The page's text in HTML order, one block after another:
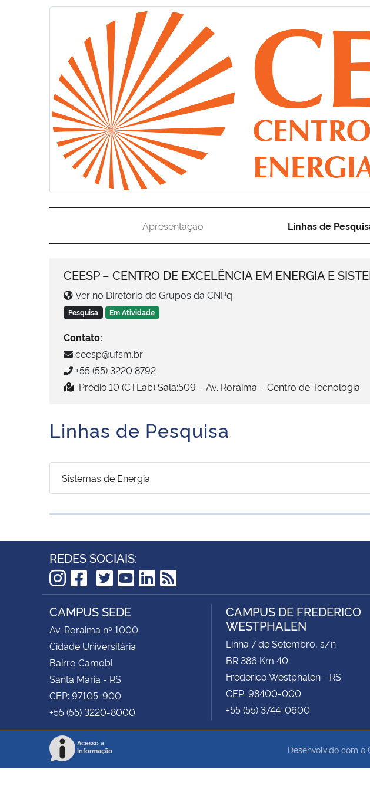
Apresentação Linhas de
CEESP – CENTRO DE EXCELÊNCIA EM ENERGIA E
Ver no Diretório de Grupos da CNPq
Pesquisa Em Atividade
Contato:
ceesp@ufsm.br
+55 (55) 3220 8792
Prédio:10 (CTLab) Sala:509 – Av. Roraima – Centro de Tecnologia
Linhas de Pesquisa
Sistemas de Energia
REDES SOCIAIS:
Instagram
Facebook
TikTok
Twitter
YouTube
LinkedIn
RSS
CAMPUS SEDE
Av. Roraima nº 1000
Cidade Universitária
Bairro Camobi
Santa Maria - RS
CEP: 97105-900
+55 (55) 3220-8000
CAMPUS DE FREDERICO
WESTPHALEN
Linha 7 de Setembro, s/n
BR 386 Km 40
Frederico Westphalen - RS
CEP: 98400-000
+55 (55) 3744-0600
Acesso à
Informação
Desenvolvido com o